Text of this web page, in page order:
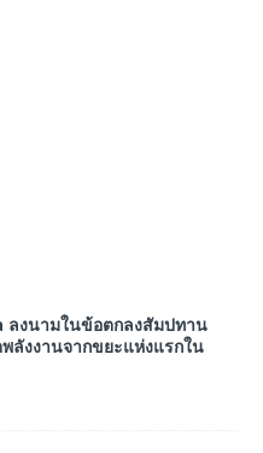
ลงนามในข้อตกลงสัมปทาน
ลังงานจากขยะแห่งแรกใน